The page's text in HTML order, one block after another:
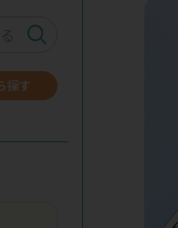
探す